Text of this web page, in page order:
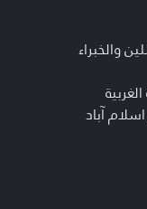
والخبراء
آباد